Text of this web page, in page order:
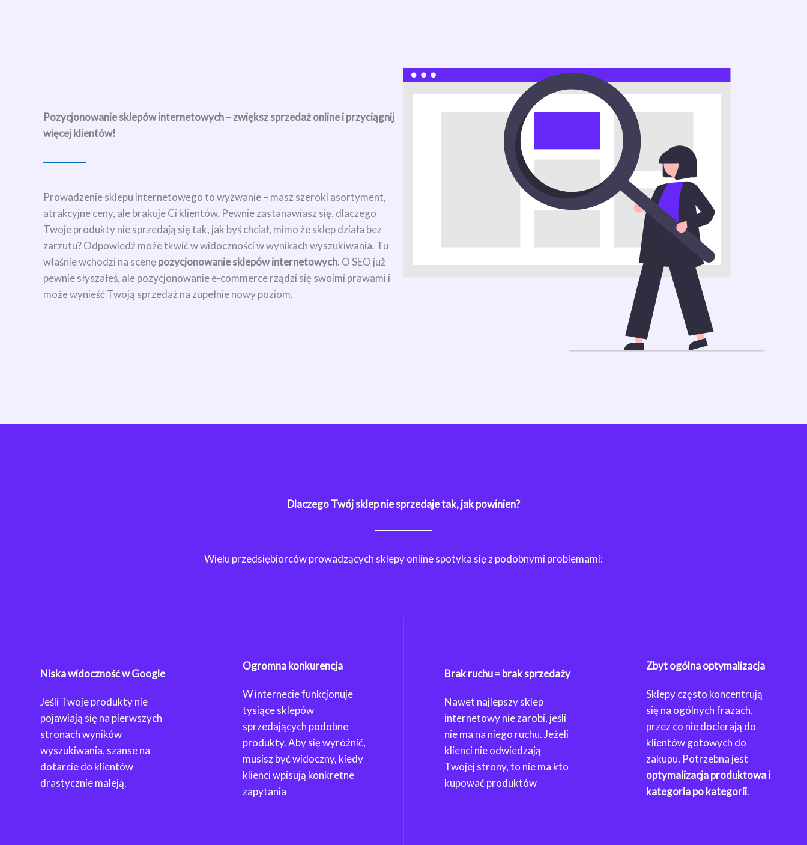
Pozycjonowanie sklepów internetowych – zwiększ sprzedaż online i przyciągnij
więcej klientów!
Prowadzenie sklepu internetowego to wyzwanie – masz szeroki asortyment,
atrakcyjne ceny, ale brakuje Ci klientów. Pewnie zastanawiasz się, dlaczego
Twoje produkty nie sprzedają się tak, jak byś chciał, mimo że sklep działa bez
zarzutu? Odpowiedź może tkwić w widoczności w wynikach wyszukiwania. Tu
właśnie wchodzi na scenę pozycjonowanie sklepów internetowych. O SEO już
pewnie słyszałeś, ale pozycjonowanie e-commerce rządzi się swoimi prawami i
może wynieść Twoją sprzedaż na zupełnie nowy poziom.
Dlaczego Twój sklep nie sprzedaje tak, jak powinien?
Wielu przedsiębiorców prowadzących sklepy online spotyka się z podobnymi problemami:
Niska widoczność w Google
Jeśli Twoje produkty nie
pojawiają się na pierwszych
stronach wyników
wyszukiwania, szanse na
dotarcie do klientów
drastycznie maleją.
Ogromna konkurencja
W internecie funkcjonuje
tysiące sklepów
sprzedających podobne
produkty. Aby się wyróżnić,
musisz być widoczny, kiedy
klienci wpisują konkretne
zapytania
Brak ruchu = brak sprzedaży
Nawet najlepszy sklep
internetowy nie zarobi, jeśli
nie ma na niego ruchu. Jeżeli
klienci nie odwiedzają
Twojej strony, to nie ma kto
kupować produktów
Zbyt ogólna optymalizacja
Sklepy często koncentrują
się na ogólnych frazach,
przez co nie docierają do
klientów gotowych do
zakupu. Potrzebna jest
optymalizacja produktowa i
kategoria po kategorii.